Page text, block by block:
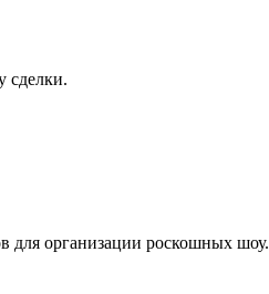
сделки.
для организации роскошных шоу.